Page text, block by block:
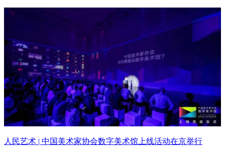
人民艺术 | 中国美术家协会数字美术馆上线活动在京举行